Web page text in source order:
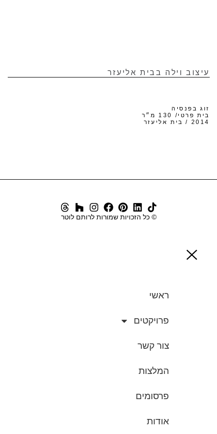
עיצוב וילה בבית אליעזר
זוג בפנסיה
בית פרטי/ 130 מ״ר
2014 / בית אליעזר
© כל הזכויות שמורות לרותם לוטר
ראשי
פרויקטים
צור קשר
המלצות
פרסומים
אודות